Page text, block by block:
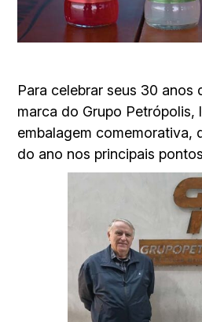
Para celebrar seus 30 anos
marca do Grupo Petrópolis,
embalagem comemorativa,
do ano nos principais